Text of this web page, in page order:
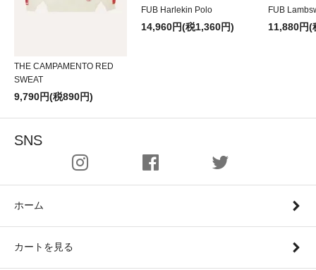
THE CAMPAMENTO RED
SWEAT
9,790円(税890円)
FUB Harlekin Polo
14,960円(税1,360円)
FUB
11,880円(
SNS
ホーム
カートを見る